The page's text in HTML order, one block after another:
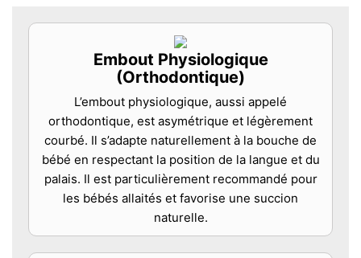
Embout Physiologique
(Orthodontique)
L’embout physiologique, aussi appelé
orthodontique, est asymétrique et légèrement
courbé. Il s’adapte naturellement à la bouche de
bébé en respectant la position de la langue et du
palais. Il est particulièrement recommandé pour
les bébés allaités et favorise une succion
naturelle.